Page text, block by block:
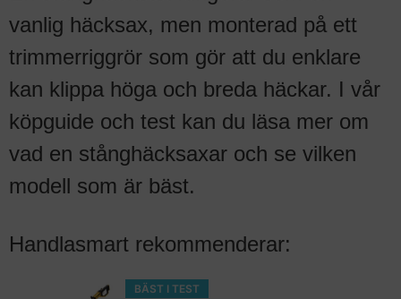
vanlig häcksax, men monterad på ett
trimmerriggrör som gör att du enklare
kan klippa höga och breda häckar. I vår
köpguide och test kan du läsa mer om
vad en stånghäcksaxar och se vilken
modell som är bäst.
Handlasmart rekommenderar:
BÄST I TEST